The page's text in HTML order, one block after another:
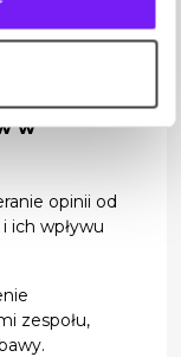
więzi
do
zespole.
w
opinii od
ich wpływu
zespołu,